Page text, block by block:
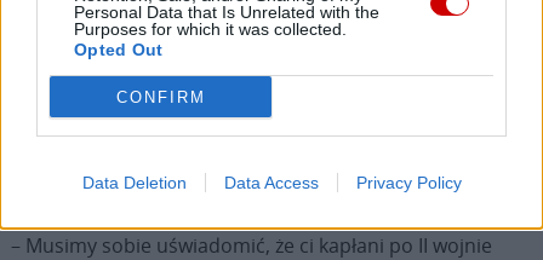
Personal Data that Is Unrelated with the
Purposes for which it was collected.
Opted Out
CONFIRM
Data Deletion Data Access Privacy Policy
Jakub Pankowiak o spotkaniu z biskupami: nie
– Musimy sobie uświadomić, że ci kapłani po II wojnie